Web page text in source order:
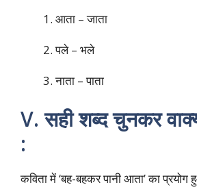
आता – जाता
पले – भले
नाता – पाता
V. सही शब्द चुनकर
:
कविता में ‘बह-बहकर पानी आता’ का